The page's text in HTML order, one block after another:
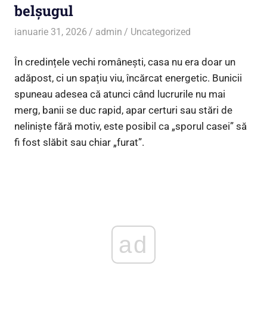
belșugul
ianuarie 31, 2026 admin Uncategorized
În credințele vechi românești, casa nu era doar un
adăpost, ci un spațiu viu, încărcat energetic. Bunicii
spuneau adesea că atunci când lucrurile nu mai
merg, banii se duc rapid, apar certuri sau stări de
neliniște fără motiv, este posibil ca „sporul casei” să
fi fost slăbit sau chiar „furat”.
ad